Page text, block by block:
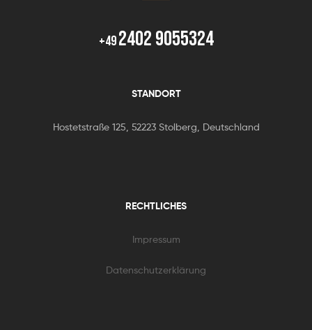
+492402 9055324
STANDORT
Hostetstraße 125, 52223 Stolberg, Deutschland
RECHTLICHES
Impressum
Datenschutzerklärung